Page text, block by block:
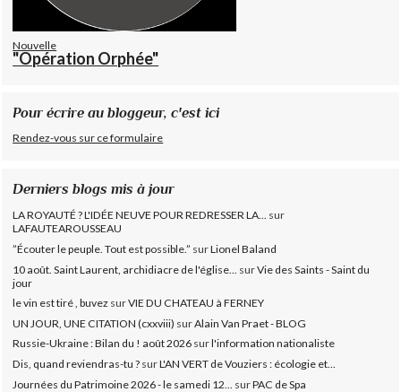
Nouvelle
"Opération Orphée"
Pour écrire au bloggeur, c'est ici
Rendez-vous sur ce formulaire
Derniers blogs mis à jour
LA ROYAUTÉ ? L'IDÉE NEUVE POUR REDRESSER LA... sur
LAFAUTEAROUSSEAU
”Écouter le peuple. Tout est possible.” surLionel Baland
10 août. Saint Laurent, archidiacre de l'église...
surVie des Saints - Saint du
jour
le vin est tiré , buvez surVIE DU CHATEAU à FERNEY
UN JOUR, UNE CITATION (cxxviii) surAlain Van Praet - BLOG
Russie-Ukraine : Bilan du ! août 2026 surl'information nationaliste
Dis, quand reviendras-tu ? surL'AN VERT de Vouziers : écologie et...
Journées du Patrimoine 2026 - le samedi 12...
surPAC de Spa